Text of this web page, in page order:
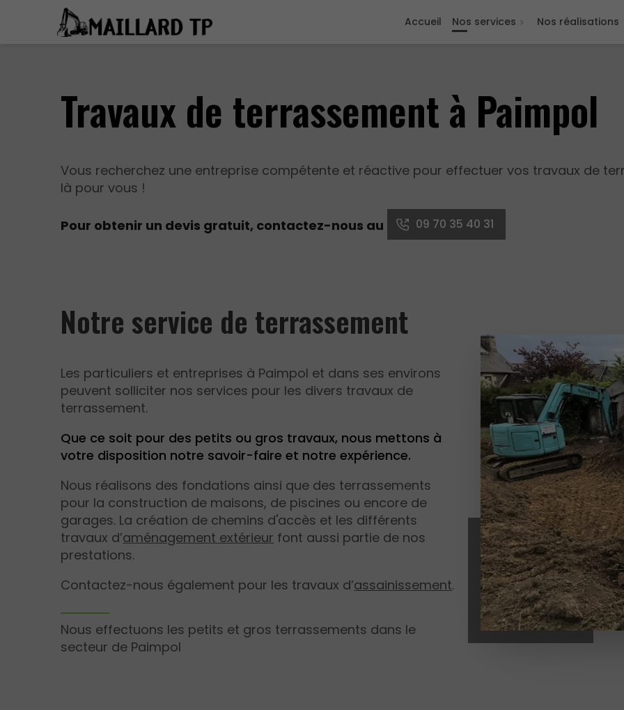
Accueil Nos services Nos réalisations
Travaux de terrassement à Paimpol
Vous recherchez une entreprise compétente et réactive pour effectuer vos travaux de
là pour vous !
Pour obtenir un devis gratuit, contactez-nous au 09 70 35 40 31
Notre service de terrassement
Les particuliers et entreprises à Paimpol et dans ses environs
peuvent solliciter nos services pour les divers travaux de
terrassement.
Que ce soit pour des petits ou gros travaux, nous mettons à
votre disposition notre savoir-faire et notre expérience.
Nous réalisons des fondations ainsi que des terrassements
pour la construction de maisons, de piscines ou encore de
garages. La création de chemins d'accès et les différents
travaux d’aménagement extérieur font aussi partie de nos
prestations.
Contactez-nous également pour les travaux d’assainissement.
Nous effectuons les petits et gros terrassements dans le
secteur de Paimpol